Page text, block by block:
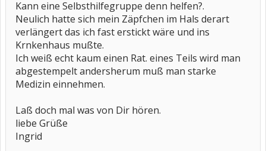
Kann eine Selbsthilfegruppe denn helfen?.
Neulich hatte sich mein Zäpfchen im Hals derart
verlängert das ich fast erstickt wäre und ins
Krnkenhaus mußte.
Ich weiß echt kaum einen Rat. eines Teils wird man
abgestempelt andersherum muß man starke
Medizin einnehmen.
Laß doch mal was von Dir hören.
liebe Grüße
Ingrid